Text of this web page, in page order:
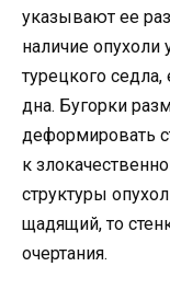
указывают ее
наличие
турецкого седла,
дна. Бугорки
деформировать
к
структуры
щадящий, то
очертания.